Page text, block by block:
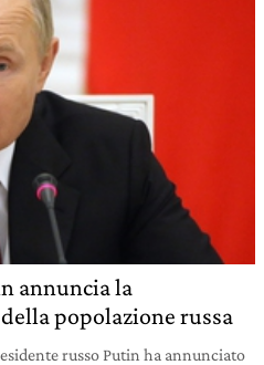
annuncia la
popolazione russa
russo Putin ha annunciato